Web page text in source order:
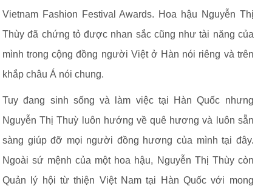
Vietnam Fashion Festival Awards. Hoa hậu Nguyễn Thị
Thùy đã chứng tỏ được nhan sắc cũng như tài năng của
mình trong cộng đồng người Việt ở Hàn nói riêng và trên
khắp châu Á nói chung.
Tuy đang sinh sống và làm việc tại Hàn Quốc nhưng
Nguyễn Thị Thuỳ luôn hướng về quê hương và luôn sẵn
sàng giúp đỡ mọi người đồng hương của mình tại đây.
Ngoài sứ mệnh của một hoa hậu, Nguyễn Thị Thùy còn
Quản lý hội từ thiện Việt Nam tại Hàn Quốc với mong